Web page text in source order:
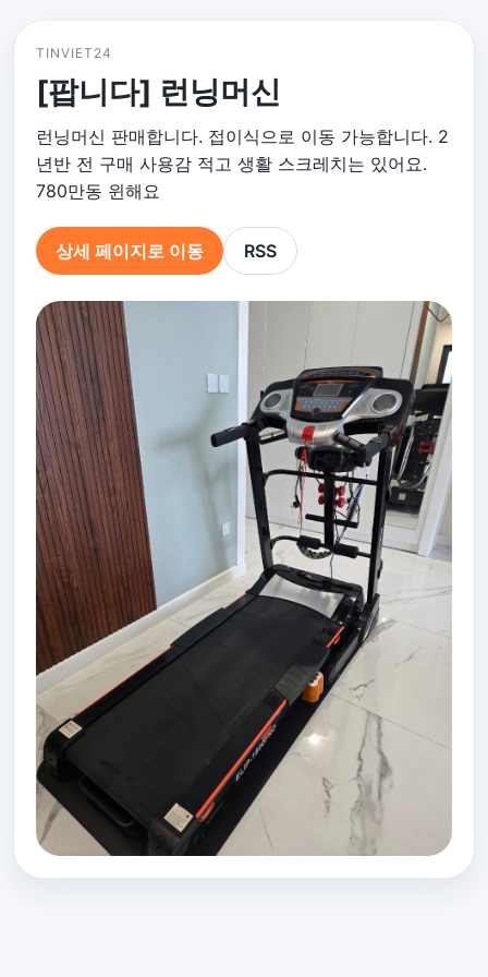
TINVIET24
[팝니다] 런닝머신
런닝머신 판매합니다. 접이식으로 이동 가능합니다. 2
년반 전 구매 사용감 적고 생활 스크레치는 있어요.
780만동 윈해요
상세 페이지로 이동 RSS